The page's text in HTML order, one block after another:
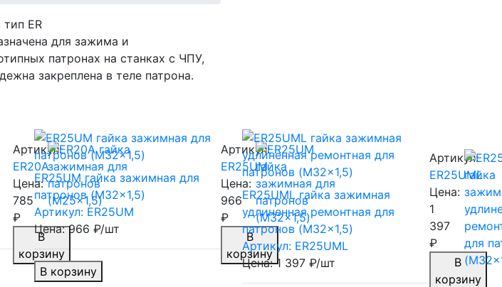
ER
для зажима и
патронах на станках с ЧПУ,
закреплена в теле патрона.
Артикул:
ER20A
Цена:
785
₽
В
корзину
ER25UM гайка зажимная для
патронов (M32x1,5)
Артикул: ER25UM
Цена: 966 ₽/шт
В корзину
Артикул:
ER25UM
Цена:
966
₽
В
корзину
ER25UML гайка зажимная
удлиненная ремонтная для
патронов (M32x1,5)
Артикул: ER25UML
Цена: 1 397 ₽/шт
Артикул:
ER25UML
Цена:
1
397
₽
В
корзину